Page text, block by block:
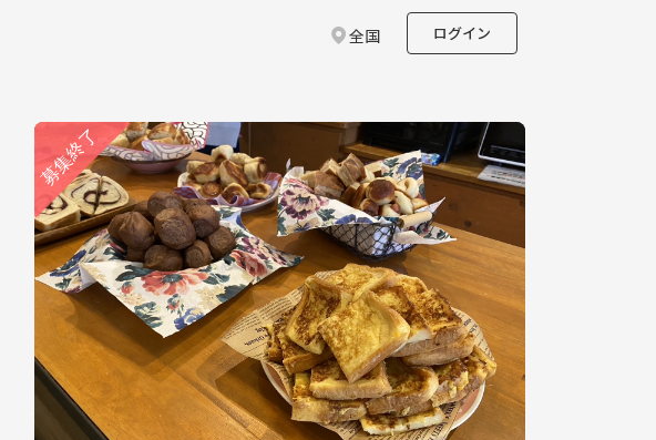
全国 ログイン